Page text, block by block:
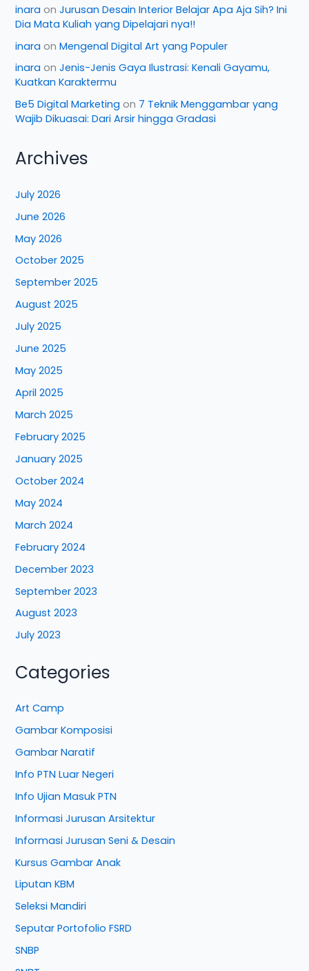
inara onJurusan Desain Interior Belajar Apa Aja Sih? Ini
Dia Mata Kuliah yang Dipelajari nya!!
inara onMengenal Digital Art yang Populer
inara onJenis-Jenis Gaya Ilustrasi: Kenali Gayamu,
Kuatkan Karaktermu
Be5 Digital Marketing on 7 Teknik Menggambar yang
Wajib Dikuasai: Dari Arsir hingga Gradasi
Archives
July 2026
June 2026
May 2026
October 2025
September 2025
August 2025
July 2025
June 2025
May 2025
April 2025
March 2025
February 2025
January 2025
October 2024
May 2024
March 2024
February 2024
December 2023
September 2023
August 2023
July 2023
Categories
Art Camp
Gambar Komposisi
Gambar Naratif
Info PTN Luar Negeri
Info Ujian Masuk PTN
Informasi Jurusan Arsitektur
Informasi Jurusan Seni & Desain
Kursus Gambar Anak
Liputan KBM
Seleksi Mandiri
Seputar Portofolio FSRD
SNBP